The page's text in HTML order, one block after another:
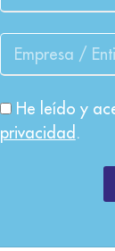
He leído y
privacidad .